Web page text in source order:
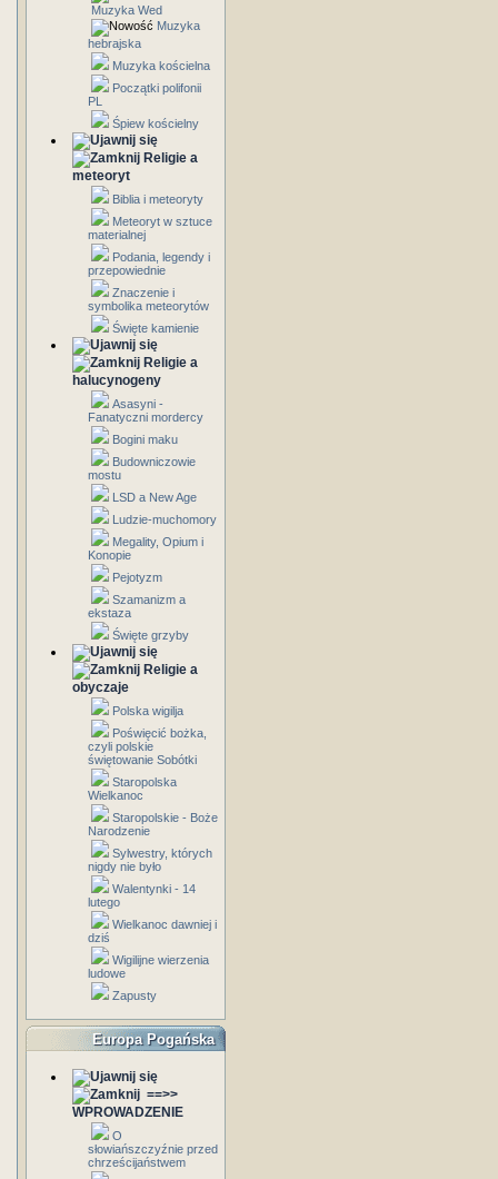
Muzyka Wed
Muzyka
hebrajska
Muzyka kościelna
Początki polifonii
PL
Śpiew kościelny
Religie a
meteoryt
Biblia i meteoryty
Meteoryt w sztuce
materialnej
Podania, legendy i
przepowiednie
Znaczenie i
symbolika meteorytów
Święte kamienie
Religie a
halucynogeny
Asasyni -
Fanatyczni mordercy
Bogini maku
Budowniczowie
mostu
LSD a New Age
Ludzie-muchomory
Megality, Opium i
Konopie
Pejotyzm
Szamanizm a
ekstaza
Święte grzyby
Religie a
obyczaje
Polska wigilja
Poświęcić bożka,
czyli polskie
świętowanie Sobótki
Staropolska
Wielkanoc
Staropolskie - Boże
Narodzenie
Sylwestry, których
nigdy nie było
Walentynki - 14
lutego
Wielkanoc dawniej i
dziś
Wigilijne wierzenia
ludowe
Zapusty
Europa Pogańska
==>>
WPROWADZENIE
O
słowiańszczyźnie przed
chrześcijaństwem